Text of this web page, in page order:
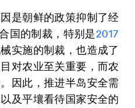
是朝鲜的政策抑制了经
国的制裁，特别是2017
实施的制裁，也造成了
对农业至关重要，而农
因此，推进半岛安全需
及平壤看待国家安全的